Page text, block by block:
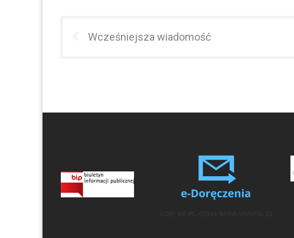
Wcześniejsza wiadomość